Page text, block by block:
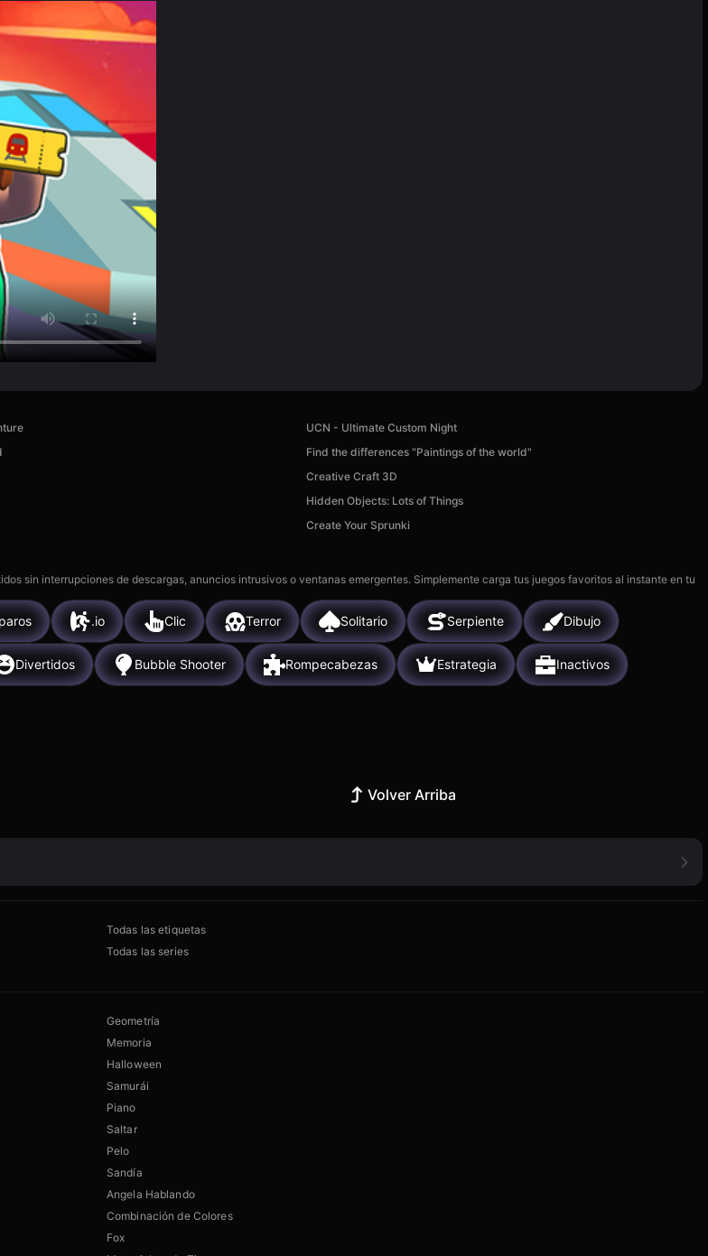
UCN - Ultimate Custom Night
Find the differences "Paintings of the world"
Creative Craft 3D
Hidden Objects: Lots of Things
Create Your Sprunki
sin interrupciones de descargas, anuncios intrusivos o ventanas emergentes. Simplemente carga tus juegos favoritos al instante en tu
.io Clic Terror Solitario Serpiente Dibujo
Divertidos Bubble Shooter Rompecabezas Estrategia Inactivos
Volver Arriba
Todas las etiquetas
Todas las series
Geometría
Memoria
Halloween
Samurái
Piano
Saltar
Pelo
Sandía
Angela Hablando
Combinación de Colores
Fox